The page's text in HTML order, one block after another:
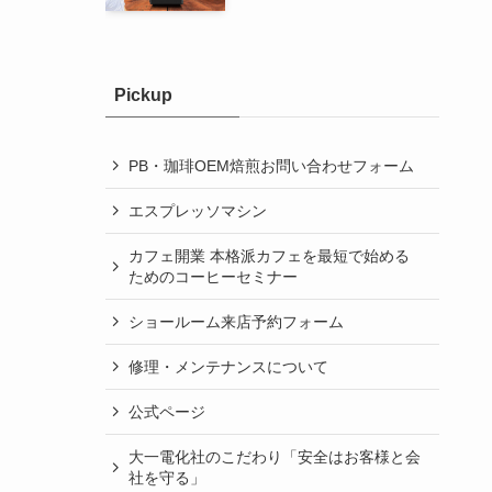
Pickup
PB・珈琲OEM焙煎お問い合わせフォーム
エスプレッソマシン
カフェ開業 本格派カフェを最短で始める
ためのコーヒーセミナー
ショールーム来店予約フォーム
修理・メンテナンスについて
公式ページ
大一電化社のこだわり「安全はお客様と会
社を守る」